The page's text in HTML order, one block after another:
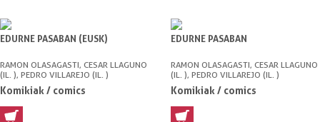
EDURNE PASABAN (EUSK)
RAMON OLASAGASTI, CESAR LLAGUNO
(IL. ), PEDRO VILLAREJO (IL. )
Komikiak / comics
EDURNE PASABAN
RAMON OLASAGASTI, CESAR LLAGUNO
(IL. ), PEDRO VILLAREJO (IL. )
Komikiak / comics